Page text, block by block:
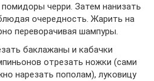
черри. Затем нанизать
очередность. Жарить на
переворачивая шампуры.
баклажаны и кабачки
отрезать ножки (сами
нарезать пополам), луковицу